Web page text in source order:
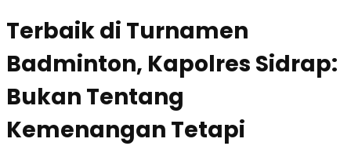
Terbaik di Turnamen
Badminton, Kapolres Sidrap:
Bukan Tentang
Kemenangan Tetapi